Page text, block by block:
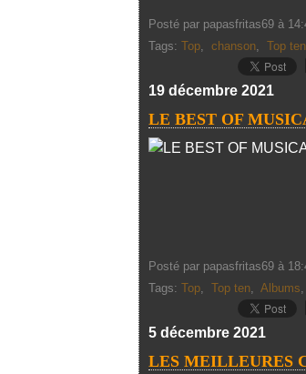
Posté par papasfritas69 à
Tags: Top, chanson, Top ten
19 décembre 2021
LE BEST OF
Posté par papasfritas69 à
Tags: Top, Top ten, Albums,
5 décembre 2021
LES MEILLEURES